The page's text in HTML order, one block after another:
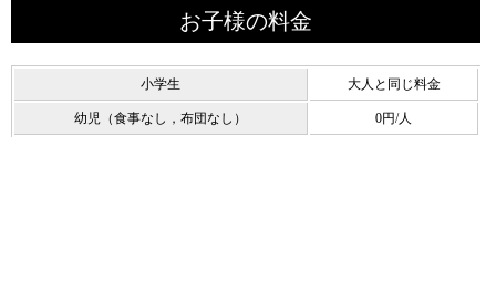
お子様の料金
小学生 大人と同じ料金
幼児（食事なし，布団なし） 0円/人